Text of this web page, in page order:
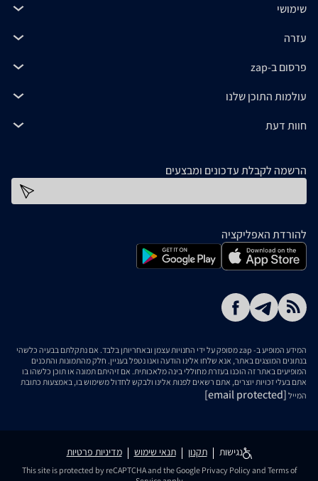
שימושי
עזרה
פרסום ב-zap
עולמות התוכן שלנו
חוות דעת
הרשמה לקבלת עדכונים ומבצעים
להורדת האפליקציה
המידע המופיע ב- zap מסופק על ידי החנויות עצמן ובאחריותן בלבד. אם נתקלתם בבעיה כלשהי
בנתונים המוצגים באתר, אנא שלחו אלינו הודעה ואנו נטפל בעניין. חלק מהתמונות והתכנים
המופיעים באתר זה הוכנו בעזרת מחוללי בינה מלאכותית. אם זיהיתם תמונה או תוכן כלשהו בו
אתם בעלי זכויות יוצרים, אתם רשאים לפנות אלינו ולבקש לחדול משימוש בו, באמצעות כתובת
המייל [email protected]
נגישות תקנון תנאי שימוש מדיניות פרטיות
This site is protected by reCAPTCHA and the Google Privacy Policyand Terms of